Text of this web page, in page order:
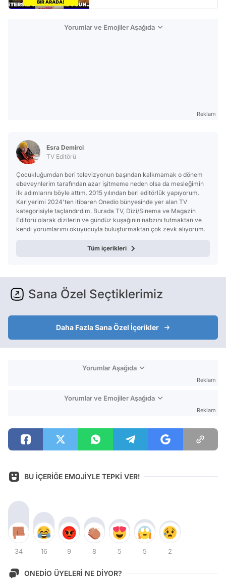
Yorumlar ve Emojiler Aşağıda
Reklam
Esra Demirci
TV Editörü
Çocukluğumdan beri televizyonun başından kalkmamak o dönem
ebeveynlerim tarafından azar işitmeme neden olsa da mesleğimin
ilk adımlarını böyle attım. 2015 yılından beri editörlük yapıyorum.
Kariyerimi 2024'ten itibaren Onedio bünyesinde yer alan TV
kategorisiyle taçlandırdım. Burada TV, Dizi/Sinema ve Magazin
Editörü olarak dizilerin ve gündüz kuşağının nabzını tutmaktan ve
kendi yorumlarımı okuyucuyla buluşturmaktan çok zevk alıyorum.
Tüm içerikleri
Sana Özel Seçtiklerimiz
Daha Fazla Sana Özel İçerikler
Yorumlar Aşağıda
Reklam
Yorumlar ve Emojiler Aşağıda
Reklam
BU İÇERİĞE EMOJİYLE TEPKİ VER!
34 16 9 8 5 5 2
ONEDİO ÜYELERİ NE DİYOR?